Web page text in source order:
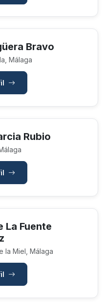
Bravo
Málaga
Rubio
La Fuente
la Miel, Málaga